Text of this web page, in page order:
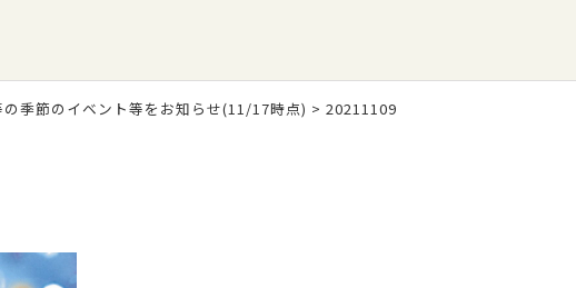
季節のイベント等をお知らせ(11/17時点) > 20211109